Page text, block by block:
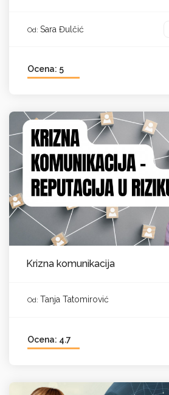
Od: Sara Đulčić
Ocena: 5
Krizna komunikacija
Od: Tanja Tatomirović
Ocena: 4.7